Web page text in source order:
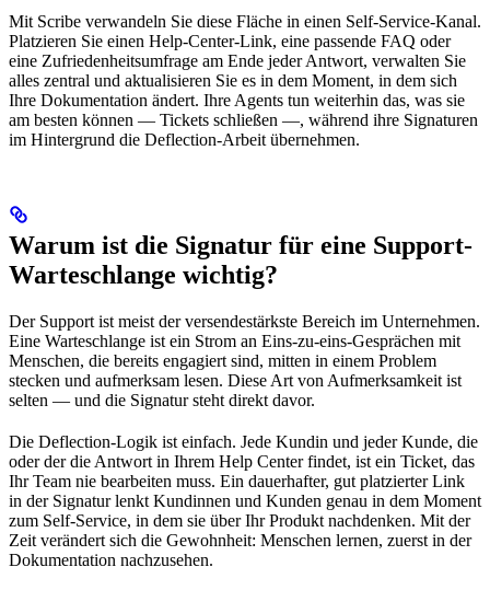
Mit Scribe verwandeln Sie diese Fläche in einen Self-Service-Kanal.
Platzieren Sie einen Help-Center-Link, eine passende FAQ oder
eine Zufriedenheitsumfrage am Ende jeder Antwort, verwalten Sie
alles zentral und aktualisieren Sie es in dem Moment, in dem sich
Ihre Dokumentation ändert. Ihre Agents tun weiterhin das, was sie
am besten können — Tickets schließen —, während ihre Signaturen
im Hintergrund die Deflection-Arbeit übernehmen.
Warum ist die Signatur für eine Support-
Warteschlange wichtig?
Der Support ist meist der versendestärkste Bereich im Unternehmen.
Eine Warteschlange ist ein Strom an Eins-zu-eins-Gesprächen mit
Menschen, die bereits engagiert sind, mitten in einem Problem
stecken und aufmerksam lesen. Diese Art von Aufmerksamkeit ist
selten — und die Signatur steht direkt davor.
Die Deflection-Logik ist einfach. Jede Kundin und jeder Kunde, die
oder der die Antwort in Ihrem Help Center findet, ist ein Ticket, das
Ihr Team nie bearbeiten muss. Ein dauerhafter, gut platzierter Link
in der Signatur lenkt Kundinnen und Kunden genau in dem Moment
zum Self-Service, in dem sie über Ihr Produkt nachdenken. Mit der
Zeit verändert sich die Gewohnheit: Menschen lernen, zuerst in der
Dokumentation nachzusehen.